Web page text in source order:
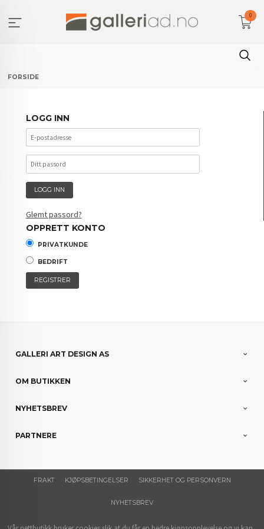
innholdet
0
FORSIDE
LOGG INN
Glemt passord?
OPPRETT KONTO
PRIVATKUNDE
BEDRIFT
GALLERI ART DESIGN AS
OM BUTIKKEN
NYHETSBREV
PARTNERE
FRAKT KJØPSBETINGELSER SIKKERHET OG PERSONVERN
NYHETSBREV